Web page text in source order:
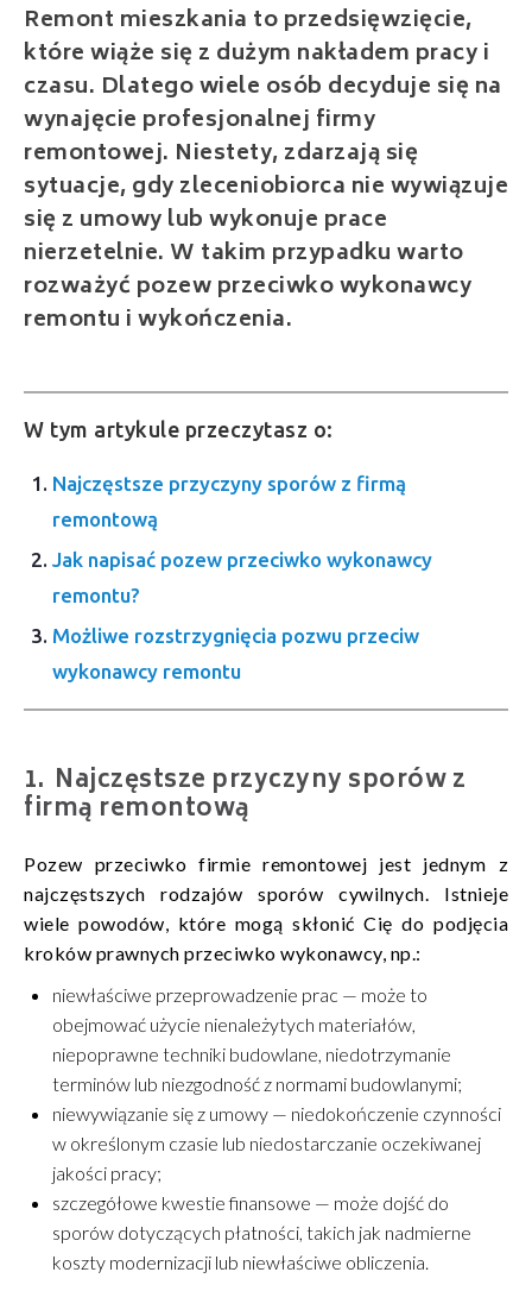
Remont mieszkania to przedsięwzięcie,
które wiąże się z dużym nakładem pracy i
czasu. Dlatego wiele osób decyduje się na
wynajęcie profesjonalnej firmy
remontowej. Niestety, zdarzają się
sytuacje, gdy zleceniobiorca nie wywiązuje
się z umowy lub wykonuje prace
nierzetelnie. W takim przypadku warto
rozważyć pozew przeciwko wykonawcy
remontu i wykończenia.
W tym artykule przeczytasz o:
Najczęstsze przyczyny sporów z firmą
remontową
Jak napisać pozew przeciwko wykonawcy
remontu?
Możliwe rozstrzygnięcia pozwu przeciw
wykonawcy remontu
Najczęstsze przyczyny sporów z
firmą remontową
Pozew przeciwko firmie remontowej jest jednym z
najczęstszych rodzajów sporów cywilnych. Istnieje
wiele powodów, które mogą skłonić Cię do podjęcia
kroków prawnych przeciwko wykonawcy, np.:
niewłaściwe przeprowadzenie prac — może to
obejmować użycie nienależytych materiałów,
niepoprawne techniki budowlane, niedotrzymanie
terminów lub niezgodność z normami budowlanymi;
niewywiązanie się z umowy — niedokończenie czynności
w określonym czasie lub niedostarczanie oczekiwanej
jakości pracy;
szczegółowe kwestie finansowe — może dojść do
sporów dotyczących płatności, takich jak nadmierne
koszty modernizacji lub niewłaściwe obliczenia.